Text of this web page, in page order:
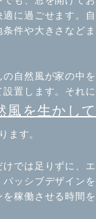
に過ごせます。自
件や大きさなどま
自然風が家の中を
置します。それに
風を生かして
ます。
では足りずに、エ
ッシブデザインを
稼働させる時間を